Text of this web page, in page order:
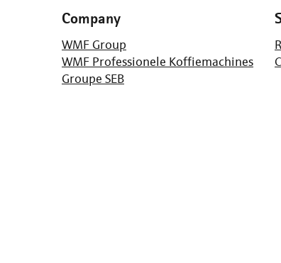
Company
WMF Group
WMF Professionele Koffiemachines
Groupe SEB